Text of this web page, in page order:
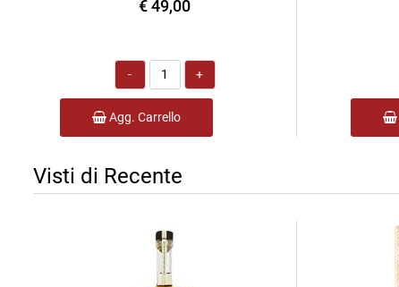
€ 49,00
Quantità
Agg. Carrello
Visti di Recente